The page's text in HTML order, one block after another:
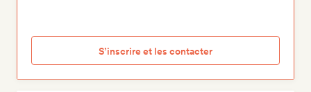
S’inscrire et les contacter